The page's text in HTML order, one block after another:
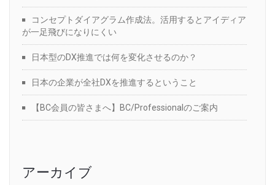
コンセプトダイアグラム作成法。活用するとアイディア
が一足飛びになりにくい
日本型のDX推進では何を変化させるのか？
日本の企業が全社DXを推進するということ
【BC会員の皆さまへ】BC/Professionalのご案内
アーカイブ